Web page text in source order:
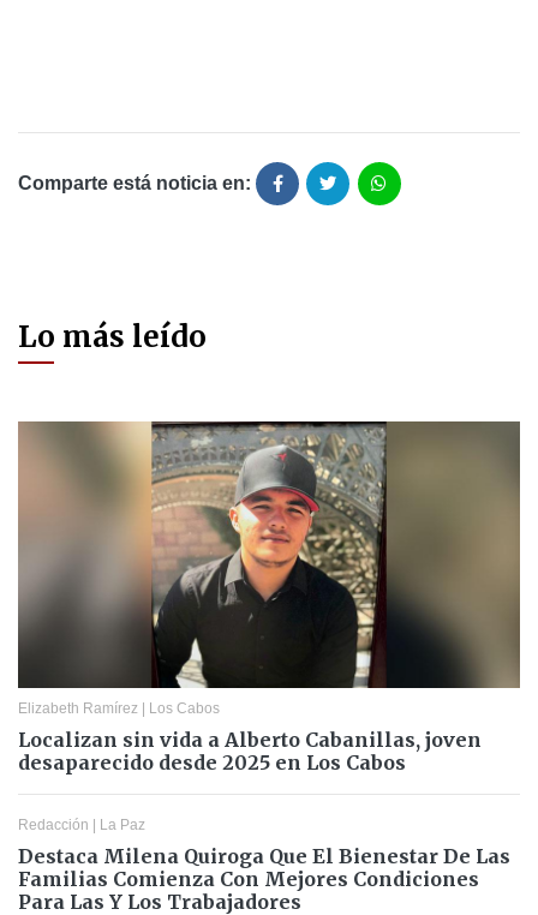
Comparte está noticia en:
Lo más leído
Elizabeth Ramírez | Los Cabos
Localizan sin vida a Alberto Cabanillas, joven
desaparecido desde 2025 en Los Cabos
Redacción | La Paz
Destaca Milena Quiroga Que El Bienestar De Las
Familias Comienza Con Mejores Condiciones
Para Las Y Los Trabajadores